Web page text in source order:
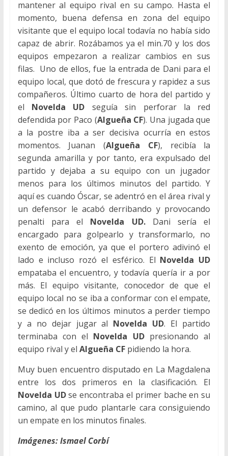
mantener al equipo rival en su campo. Hasta el
momento, buena defensa en zona del equipo
visitante que el equipo local todavía no había sido
capaz de abrir. Rozábamos ya el min.70 y los dos
equipos empezaron a realizar cambios en sus
filas. Uno de ellos, fue la entrada de Dani para el
equipo local, que dotó de frescura y rapidez a sus
compañeros. Último cuarto de hora del partido y
el Novelda UD seguía sin perforar la red
defendida por Paco (Algueña CF). Una jugada que
a la postre iba a ser decisiva ocurría en estos
momentos. Juanan (Algueña CF), recibía la
segunda amarilla y por tanto, era expulsado del
partido y dejaba a su equipo con un jugador
menos para los últimos minutos del partido. Y
aquí es cuando Óscar, se adentró en el área rival y
un defensor le acabó derribando y provocando
penalti para el Novelda UD. Dani sería el
encargado para golpearlo y transformarlo, no
exento de emoción, ya que el portero adivinó el
lado e incluso rozó el esférico. El Novelda UD
empataba el encuentro, y todavía quería ir a por
más. El equipo visitante, conocedor de que el
equipo local no se iba a conformar con el empate,
se dedicó en los últimos minutos a perder tiempo
y a no dejar jugar al Novelda UD. El partido
terminaba con el Novelda UDpresionando al
equipo rival y el Algueña CFpidiendo la hora.
Muy buen encuentro disputado en La Magdalena
entre los dos primeros en la clasificación. El
Novelda UDse encontraba el primer bache en su
camino, al que pudo plantarle cara consiguiendo
un empate en los minutos finales.
Imágenes: Ismael Corbí